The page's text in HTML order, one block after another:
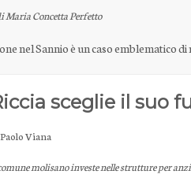
Maria Concetta Perfetto
nel Sannio è un caso emblematico
sceglie il suo
Viana
molisano investe nelle strutture per